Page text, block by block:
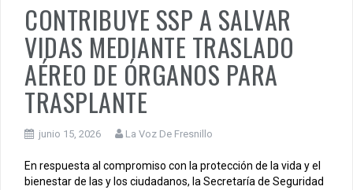
CONTRIBUYE SSP A SALVAR
VIDAS MEDIANTE TRASLADO
AÉREO DE ÓRGANOS PARA
TRASPLANTE
junio 15, 2026 La Voz De Fresnillo
En respuesta al compromiso con la protección de la vida y el
bienestar de las y los ciudadanos, la Secretaría de Seguridad